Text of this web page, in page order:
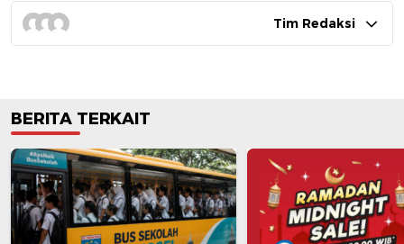
Tim Redaksi
BERITA TERKAIT